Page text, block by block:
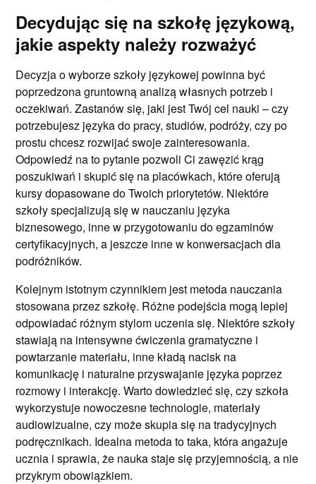
Decydując się na szkołę językową,
jakie aspekty należy rozważyć
Decyzja o wyborze szkoły językowej powinna być
poprzedzona gruntowną analizą własnych potrzeb i
oczekiwań. Zastanów się, jaki jest Twój cel nauki – czy
potrzebujesz języka do pracy, studiów, podróży, czy po
prostu chcesz rozwijać swoje zainteresowania.
Odpowiedź na to pytanie pozwoli Ci zawęzić krąg
poszukiwań i skupić się na placówkach, które oferują
kursy dopasowane do Twoich priorytetów. Niektóre
szkoły specjalizują się w nauczaniu języka
biznesowego, inne w przygotowaniu do egzaminów
certyfikacyjnych, a jeszcze inne w konwersacjach dla
podróżników.
Kolejnym istotnym czynnikiem jest metoda nauczania
stosowana przez szkołę. Różne podejścia mogą lepiej
odpowiadać różnym stylom uczenia się. Niektóre szkoły
stawiają na intensywne ćwiczenia gramatyczne i
powtarzanie materiału, inne kładą nacisk na
komunikację i naturalne przyswajanie języka poprzez
rozmowy i interakcję. Warto dowiedzieć się, czy szkoła
wykorzystuje nowoczesne technologie, materiały
audiowizualne, czy może skupia się na tradycyjnych
podręcznikach. Idealna metoda to taka, która angażuje
ucznia i sprawia, że nauka staje się przyjemnością, a nie
przykrym obowiązkiem.